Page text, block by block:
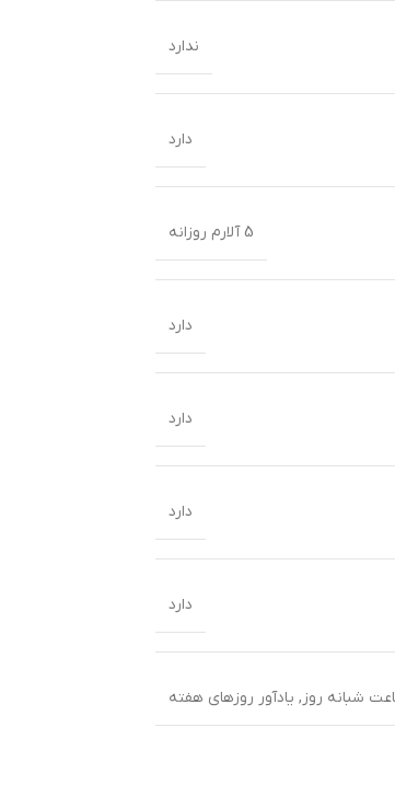
ندارد
دارد
5 آلارم روزانه
دارد
دارد
دارد
دارد
, یادآور روزهای هفته